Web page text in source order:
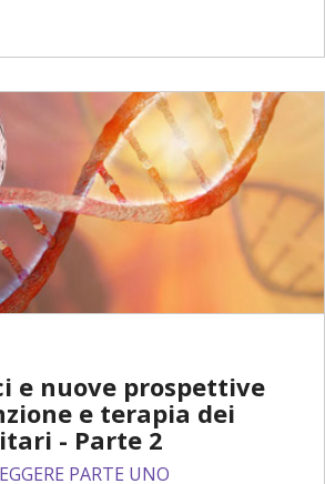
e nuove prospettive
e terapia dei
- Parte 2
PARTE UNO